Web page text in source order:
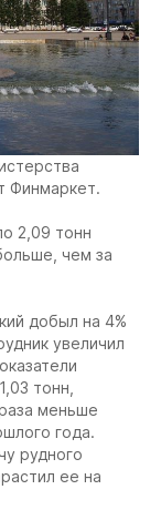
Финмаркет.
2,09 тонн
чем за
добыл на 4%
увеличил
тонн,
меньше
года.
рудного
ее на